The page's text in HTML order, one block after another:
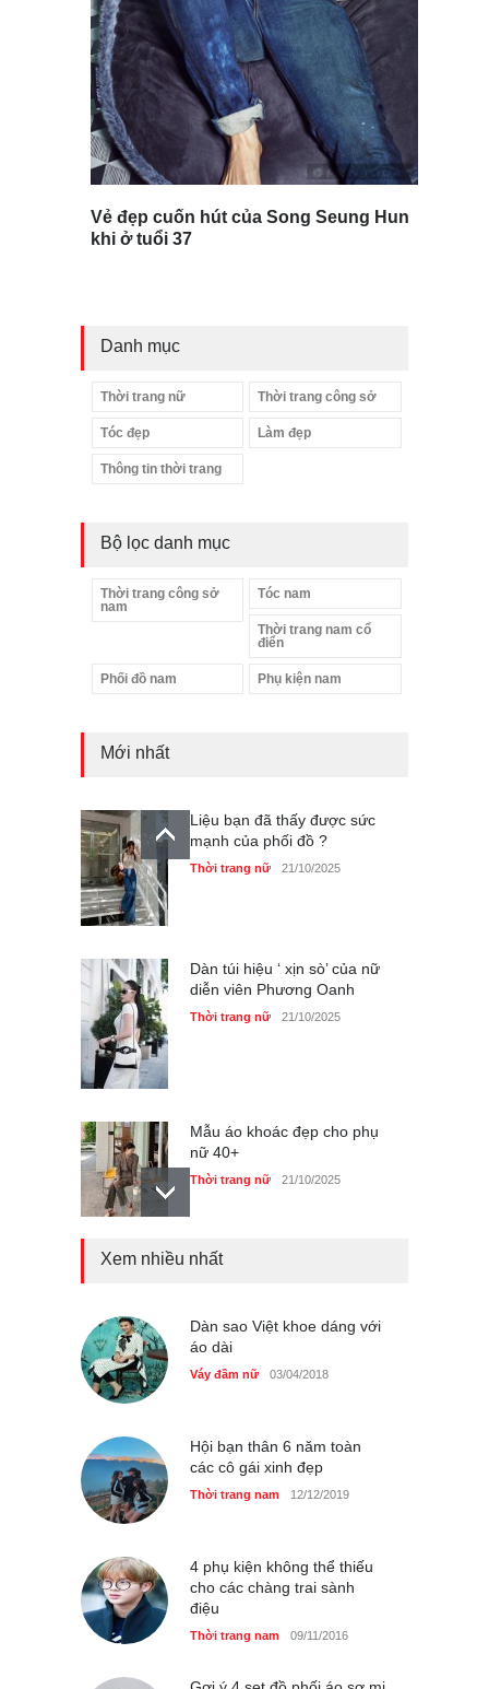
Vẻ đẹp cuốn hút của Song Seung Hun
khi ở tuổi 37
Danh mục
Thời trang nữ Thời trang công sở
Tóc đẹp Làm đẹp
Thông tin thời trang
Bộ lọc danh mục
Thời trang công sở
nam
Tóc nam
Thời trang nam cổ
điển
Phối đồ nam Phụ kiện nam
Mới nhất
Liệu bạn đã thấy được sức
mạnh của phối đồ ?
Thời trang nữ 21/10/2025
Dàn túi hiệu ‘ xịn sò’ của nữ
diễn viên Phương Oanh
Thời trang nữ 21/10/2025
Mẫu áo khoác đẹp cho phụ
nữ 40+
Thời trang nữ 21/10/2025
Chiếc áo dài cưới của Hoa
sáng tạo mới của giới trẻ
Thời trang nữ 21/10/2025
Xem nhiều nhất
Dàn sao Việt khoe dáng với
áo dài
Váy đầm nữ 03/04/2018
Hội bạn thân 6 năm toàn
các cô gái xinh đẹp
Thời trang nam 12/12/2019
4 phụ kiện không thể thiếu
cho các chàng trai sành
điệu
Thời trang nam 09/11/2016